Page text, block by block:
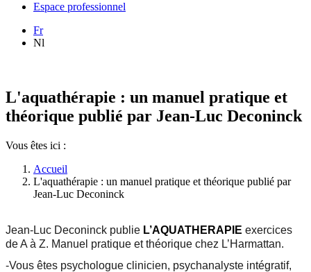
Espace professionnel
Fr
Nl
L'aquathérapie : un manuel pratique et
théorique publié par Jean-Luc Deconinck
Vous êtes ici :
Accueil
L'aquathérapie : un manuel pratique et théorique publié par
Jean-Luc Deconinck
Jean-Luc Deconinck publie L’AQUATHERAPIE exercices
de A à Z. Manuel pratique et théorique chez L’Harmattan.
-Vous êtes psychologue clinicien, psychanalyste intégratif,